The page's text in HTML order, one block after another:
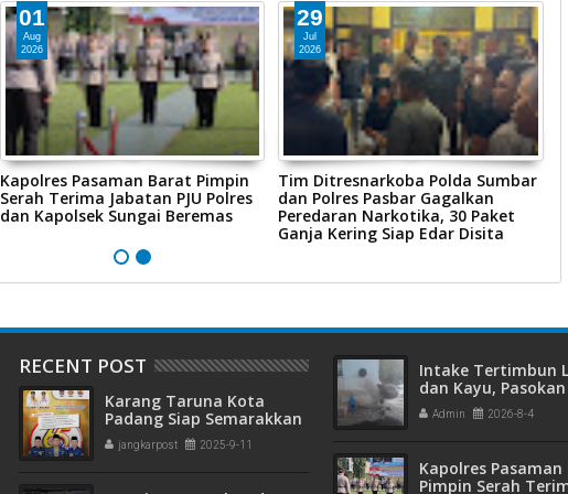
01
Aug
2026
Kapolres Pasaman Barat Pimpin
Serah Terima Jabatan PJU Polres
dan Kapolsek Sungai Beremas
29
Jul
2026
Tim Ditresnarkoba Polda Sumbar
dan Polres Pasbar Gagalkan
Peredaran Narkotika, 30 Paket
Ganja Kering Siap Edar Disita
RECENT POST
Karang Taruna Kota
Padang Siap Semarakkan
HUT ke-65 : Dari
Lapangan Hijau hingga
jangkarpost 2025-9-11
Intake Tertimbun
dan Kayu,
Bersih di Kota
Terganggu
Admin 2026-8-4
Kapolres
Pimpin Serah